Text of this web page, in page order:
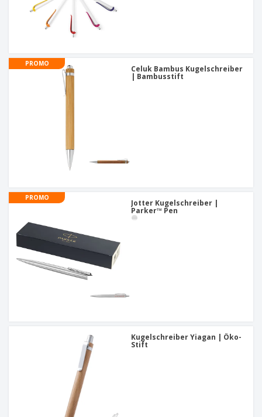
PROMO
Celuk Bambus Kugelschreiber
| Bambusstift
PROMO
Jotter Kugelschreiber |
Parker™ Pen
Kugelschreiber Yiagan | Öko-
Stift